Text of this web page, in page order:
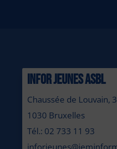
INFOR JEUNES ASBL
Chaussée de Louvain,
1030 Bruxelles
Tél.: 02 733 11 93